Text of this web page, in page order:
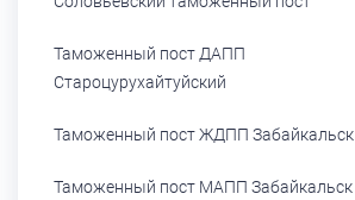
Таможенный пост ДАПП
Староцурухайтуйский
Таможенный пост ЖДПП Забайкальск
Таможенный пост МАПП Забайкальск